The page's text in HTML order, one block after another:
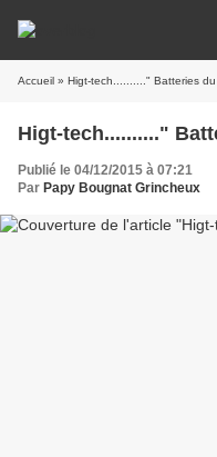
Accueil » Higt-tech.........." Batteries
Higt-tech.........."
Publié le 04/12/2015 à 07:21
Par Papy Bougnat Grincheux